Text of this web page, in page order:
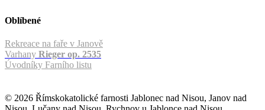
Oblíbené
Rekreace na faře v Janově
Varhany Rieger op. 2535
Úvodníky Farního listu
© 2026 Římskokatolické farnosti Jablonec nad Nisou, Janov nad